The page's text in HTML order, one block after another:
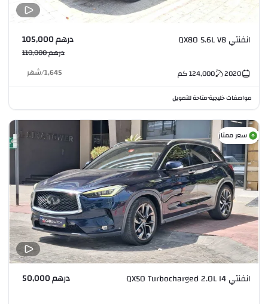
انفنتي QX80 5.6L V8 درهم 105,000
درهم 110,000
2020
124,000كم 1,645
/شهر
مواصفات خليجية•متاحة للتمويل
سعر ممتاز
انفنتي QX50 Turbocharged 2.0L I4 درهم 50,000